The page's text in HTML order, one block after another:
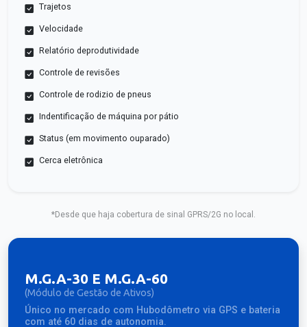
Trajetos
Velocidade
Relatório deprodutividade
Controle de revisões
Controle de rodizio de pneus
Indentificação de máquina por pátio
Status (em movimento ouparado)
Cerca eletrônica
*Desde que haja cobertura de sinal GPRS/2G no local.
M.G.A-30 E M.G.A-60
(Módulo de Gestão de Ativos)
Único no mercado com Hubodômetro via GPS e bateria
com até 60 dias de autonomia.